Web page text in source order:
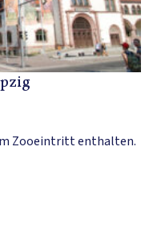
Zooeintritt enthalten.